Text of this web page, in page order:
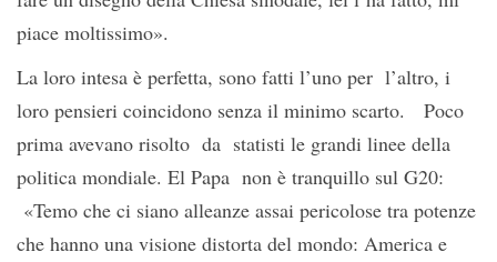
piace moltissimo».
La loro intesa è perfetta, sono fatti l’uno per l’altro, i
loro pensieri coincidono senza il minimo scarto. Poco
prima avevano risolto da statisti le grandi linee della
politica mondiale. El Papa non è tranquillo sul G20:
«Temo che ci siano alleanze assai pericolose tra potenze
che hanno una visione distorta del mondo: America e